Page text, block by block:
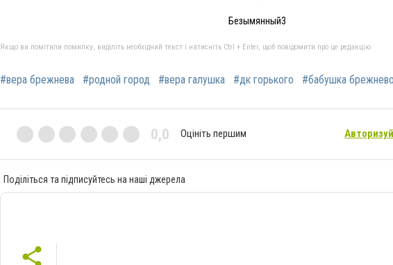
Безымянный3
Якщо ви помітили помилку, виділіть необхідний текст і натисніть Ctrl + Enter, щоб повідомити про це редакцію
#вера брежнева #родной город #вера галушка #дк горького #бабушка
0,0 Оцініть першим
Поділіться та підписуйтесь на наші джерела